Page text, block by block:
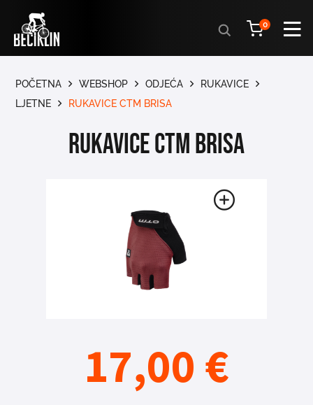
Products
search
0
POČETNA WEBSHOP ODJEĆA
RUKAVICE
LJETNE
RUKAVICE CTM BRISA
RUKAVICE CTM BRISA
17,00€